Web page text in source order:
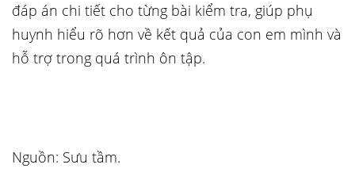
đáp án chi tiết cho từng bài kiểm tra, giúp phụ
huynh hiểu rõ hơn về kết quả của con em mình và
hỗ trợ trong quá trình ôn tập.
Nguồn: Sưu tầm.